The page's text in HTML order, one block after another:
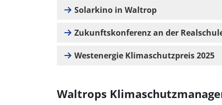
Solarkino in Waltrop
Zukunftskonferenz an der
Westenergie Klimaschutzpreis 2025
Waltrops